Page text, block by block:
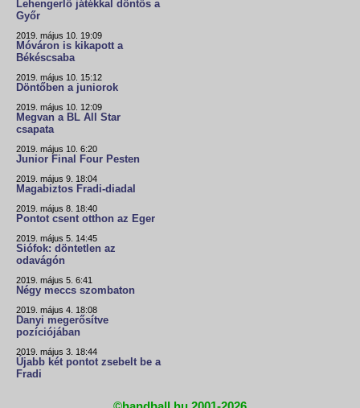
Lehengerlő játékkal döntős a
Győr
2019. május 10. 19:09
Móváron is kikapott a
Békéscsaba
2019. május 10. 15:12
Döntőben a juniorok
2019. május 10. 12:09
Megvan a BL All Star
csapata
2019. május 10. 6:20
Junior Final Four Pesten
2019. május 9. 18:04
Magabiztos Fradi-diadal
2019. május 8. 18:40
Pontot csent otthon az Eger
2019. május 5. 14:45
Siófok: döntetlen az
odavágón
2019. május 5. 6:41
Négy meccs szombaton
2019. május 4. 18:08
Danyi megerősítve
pozíciójában
2019. május 3. 18:44
Újabb két pontot zsebelt be a
Fradi